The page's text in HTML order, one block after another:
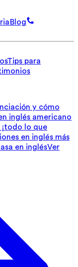
Blog
Tips para
y cómo
inglés americano
¡todo lo que
en inglés más
en inglésVer